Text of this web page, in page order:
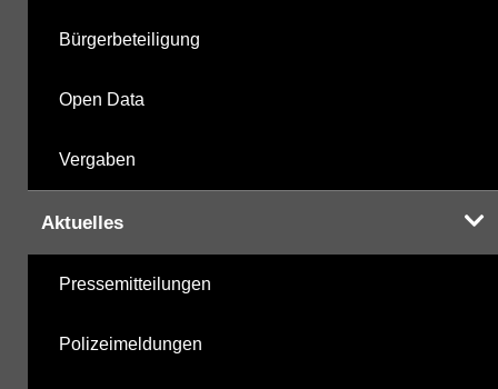
Bürgerbeteiligung
Open Data
Vergaben
Aktuelles
Pressemitteilungen
Polizeimeldungen